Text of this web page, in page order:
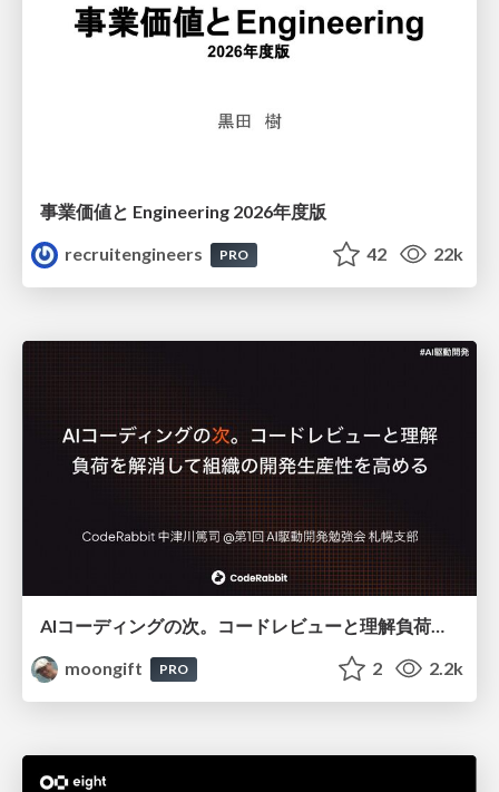
事業価値と Engineering 2026年度版
recruitengineers
PRO 42 22k
AIコーディングの次。コードレビューと理解負荷を解消して組織の開発生産性を高める
moongift
PRO 2 2.2k